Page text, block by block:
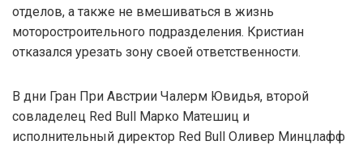
отделов, а также не вмешиваться в жизнь
моторостроительного подразделения. Кристиан
отказался урезать зону своей ответственности.
В дни Гран При Австрии Чалерм Ювидья, второй
совладелец Red Bull Марко Матешиц и
исполнительный директор Red Bull Оливер Минцлафф